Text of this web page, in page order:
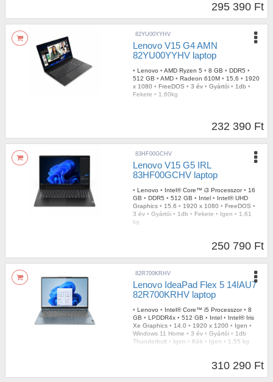
295 390 Ft
82YU00YYHV
Lenovo V15 G4 AMN
82YU00YYHV laptop
• Lenovo • AMD Ryzen 5 • 8 GB • DDR5 •
512 GB • AMD • Radeon 610M • 15,6 • 1920
x 1080 • FreeDOS • 3 év • Gyártói • 1db •
Fekete • 1,60kg
232 390 Ft
83HF00GCHV
Lenovo V15 G5 IRL
83HF00GCHV laptop
• Lenovo • Intel® Core™ i3 Processzor • 16
GB • DDR5 • 512 GB • Intel • Intel® UHD
Graphics • 15.6 • 1920 x 1080 • FreeDOS •
3 év • Gyártói • 1db • Fekete • Igen • 1,61
kg
250 790 Ft
82R700KRHV
Lenovo IdeaPad Flex 5 14IAU7
82R700KRHV laptop
• Lenovo • Intel® Core™ i5 Processzor • 8
GB • LPDDR4x • 512 GB • Intel • Intel® Iris
Xe Graphics • 14.0 • 1920 x 1200 • Igen •
Windows 11 Home • 3 év • Gyártói • 1db
Thunderbolt • Igen • Kék • Igen • 1,55 kg
310 290 Ft